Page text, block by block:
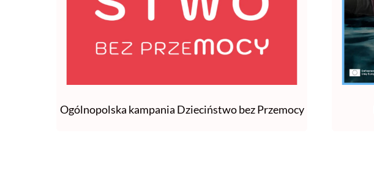
Ogólnopolska kampania Dzieciństwo bez Przemocy